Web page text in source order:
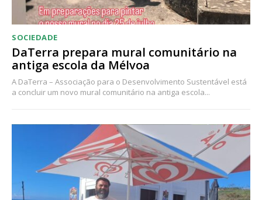
SOCIEDADE
DaTerra prepara mural comunitário na
antiga escola da Mélvoa
A DaTerra – Associação para o Desenvolvimento Sustentável está
a concluir um novo mural comunitário na antiga escola...